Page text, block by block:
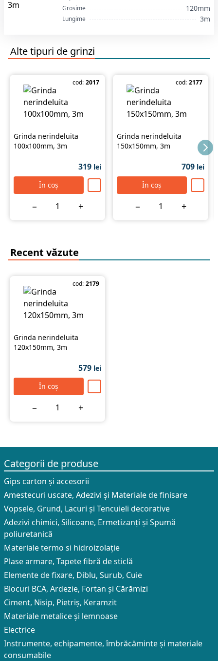
Grosime 120mm
Lungime 3m
Alte tipuri de grinzi
cod: 2017
Grinda nerindeluita
100x100mm, 3m
319 lei
În coș
− +
cod: 2177
Grinda nerindeluita
150x150mm, 3m
709 lei
În coș
− +
Recent văzute
cod: 2179
Grinda nerindeluita
120x150mm, 3m
579 lei
În coș
− +
Categorii de produse
Gips carton și accesorii
Amestecuri uscate, Adezivi şi Materiale de finisare
Vopsele, Grund, Lacuri și Tencuieli decorative
Adezivi chimici, Silicoane, Ermetizanți și Spumă
poliuretanică
Materiale termo si hidroizolație
Plase armare, Tapete fibră de sticlă
Elemente de fixare, Diblu, Surub, Cuie
Blocuri BCA, Ardezie, Fortan și Cărămizi
Ciment, Nisip, Pietriș, Keramzit
Materiale metalice și lemnoase
Electrice
Instrumente, echipamente, îmbrăcăminte și materiale
consumabile